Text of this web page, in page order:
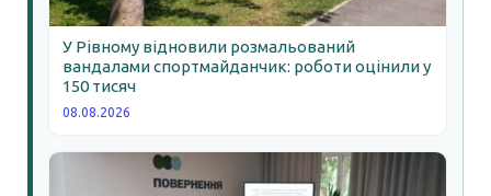
У Рівному відновили розмальований
вандалами спортмайданчик: роботи оцінили у
150 тисяч
08.08.2026